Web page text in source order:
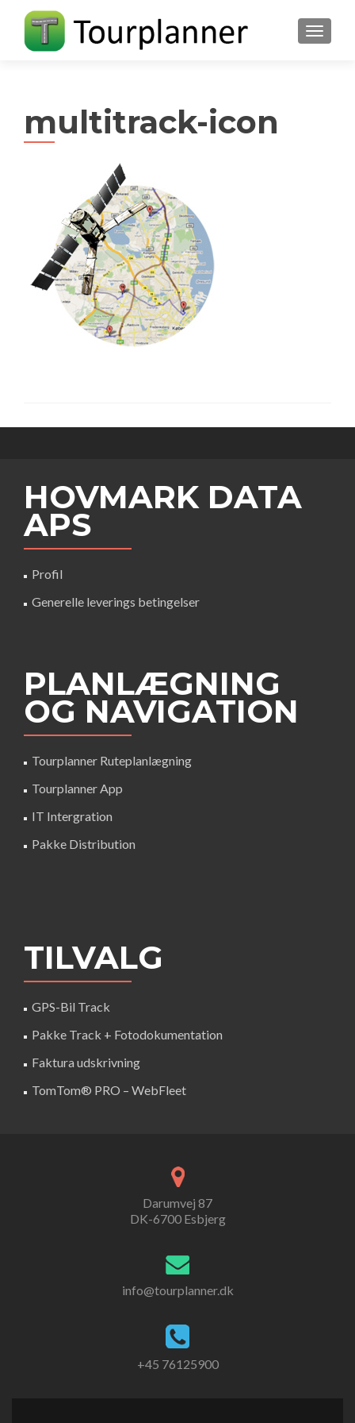
FLIP
multitrack-icon
HOVMARK DATA
APS
Profil
Generelle leverings betingelser
PLANLÆGNING
OG NAVIGATION
Tourplanner Ruteplanlægning
Tourplanner App
IT Intergration
Pakke Distribution
TILVALG
GPS-Bil Track
Pakke Track + Fotodokumentation
Faktura udskrivning
TomTom® PRO – WebFleet
Darumvej 87
DK-6700 Esbjerg
info@tourplanner.dk
+45 76125900